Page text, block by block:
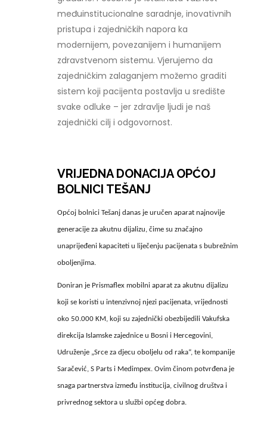
međuinstitucionalne saradnje, inovativnih
pristupa i zajedničkih napora ka
modernijem, povezanijem i humanijem
zdravstvenom sistemu. Vjerujemo da
zajedničkim zalaganjem možemo graditi
sistem koji pacijenta postavlja u središte
svake odluke – jer zdravlje ljudi je naš
zajednički cilj i odgovornost.
VRIJEDNA DONACIJA OPĆOJ
BOLNICI TEŠANJ
Općoj bolnici Tešanj danas je uručen aparat najnovije
generacije za akutnu dijalizu, čime su značajno
unaprijeđeni kapaciteti u liječenju pacijenata s bubrežnim
oboljenjima.
Doniran je Prismaflex mobilni aparat za akutnu dijalizu
koji se koristi u intenzivnoj njezi pacijenata, vrijednosti
oko 50.000 KM, koji su zajednički obezbijedili Vakufska
direkcija Islamske zajednice u Bosni i Hercegovini,
Udruženje „Srce za djecu oboljelu od raka“, te kompanije
Saračević, S Parts i Medimpex. Ovim činom potvrđena je
snaga partnerstva između institucija, civilnog društva i
privrednog sektora u službi općeg dobra.